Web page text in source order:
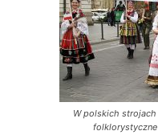
W polskich strojach
folklorystyczne